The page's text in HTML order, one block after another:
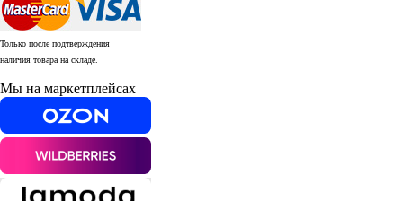
Только после подтверждения
наличия товара на складе.
Мы на маркетплейсах